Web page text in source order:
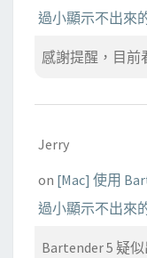
過小顯示不出來
感謝提醒，目前
Jerry
on [Mac] 使用
過小顯示不出來
Bartender 5 疑